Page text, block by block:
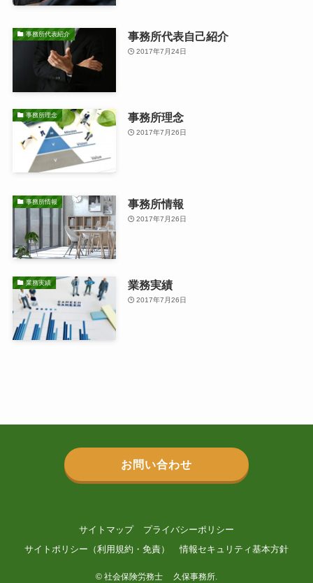
事務所代表紹介 事務所代表自己紹介
2017年7月24日
事務所理念 事務所理念
2017年7月26日
事務所情報 事務所情報
2017年7月26日
業務実績 業務実績
2017年7月26日
お問い合わせ
サイトマップ
プライバシーポリシー
サイトポリシー（利用規約・免責）
情報セキュリティ基本方針
© 社会保険労務士 久保事務所.